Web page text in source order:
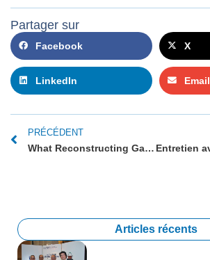
Partager sur
Facebook X
LinkedIn Email
PRÉCÉDENT
What Reconstructing Gaza Really Means – The Atlantic – Samer Sinijlawi
Articles récents